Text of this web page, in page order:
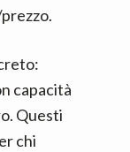
capacità
Questi
chi